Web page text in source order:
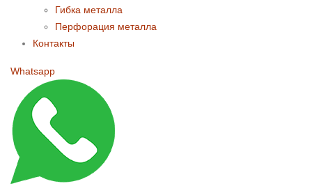
Гибка металла
Перфорация металла
Контакты
Whatsapp